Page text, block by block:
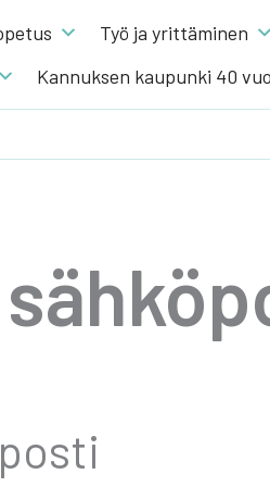
Työ ja yrit­tä­mi­nen
Kannuksen kaupunki 40